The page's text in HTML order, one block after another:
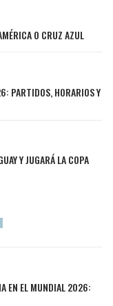
O CRUZ AZUL
PARTIDOS, HORARIOS Y
Y JUGARÁ LA COPA
EN EL MUNDIAL 2026: